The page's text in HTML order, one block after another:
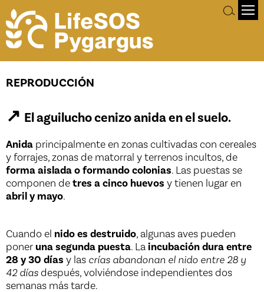
Reproducción
REPRODUCCIÓN
↗ El aguilucho cenizo anida en el suelo.
Anida principalmente en zonas cultivadas con cereales
y forrajes, zonas de matorral y terrenos incultos, de
forma aislada o formando colonias. Las puestas se
componen detres a cinco huevos y tienen lugar en
abril y mayo.
Cuando el nido es destruido, algunas aves pueden
poner una segunda puesta. La incubación dura entre
28 y 30 días y las crías abandonan el nido entre 28 y
42 díasdespués, volviéndose independientes dos
semanas más tarde.